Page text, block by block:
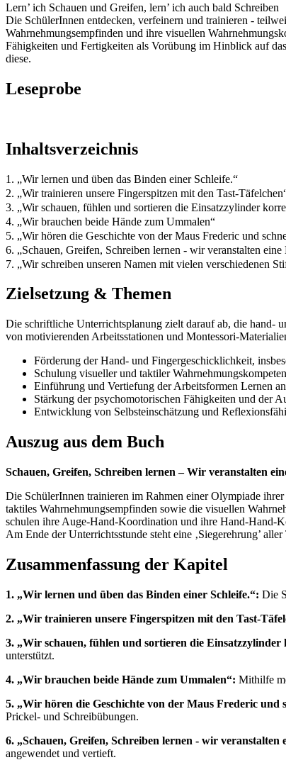
Lern’ ich Schauen und Greifen, lern’ ich auch bald Schreiben
Die SchülerInnen entdecken, verfeinern und trainieren -
Wahrnehmungsempfinden und ihre visuellen
Fähigkeiten und Fertigkeiten als Vorübung im Hinblick auf
diese.
Leseprobe
Inhaltsverzeichnis
1. „Wir lernen und üben das Binden einer Schleife.“
2. „Wir trainieren unsere Fingerspitzen mit den Tast-
3. „Wir schauen, fühlen und sortieren die Einsatzzylinder
4. „Wir brauchen beide Hände zum Ummalen“
5. „Wir hören die Geschichte von der Maus Frederic und
6. „Schauen, Greifen, Schreiben lernen - wir veranstalten eine
7. „Wir schreiben unseren Namen mit vielen verschiedenen
Zielsetzung & Themen
Die schriftliche Unterrichtsplanung zielt darauf ab, die hand-
von motivierenden Arbeitsstationen und Montessori-
Förderung der Hand- und Fingergeschicklichkeit,
Schulung visueller und taktiler
Einführung und Vertiefung der Arbeitsformen Lernen
Stärkung der psychomotorischen Fähigkeiten und der
Entwicklung von Selbsteinschätzung und
Auszug aus dem Buch
Schauen, Greifen, Schreiben lernen – Wir veranstalten
Die SchülerInnen trainieren im Rahmen einer Olympiade
taktiles Wahrnehmungsempfinden sowie die visuellen
schulen ihre Auge-Hand-Koordination und ihre Hand-Hand-
Am Ende der Unterrichtsstunde steht eine ‚Siegerehrung’
Zusammenfassung der Kapitel
1. „Wir lernen und üben das Binden einer Schleife.“: Die
2. „Wir trainieren unsere Fingerspitzen mit den Tast-
3. „Wir schauen, fühlen und sortieren die Einsatzzylinder
unterstützt.
4. „Wir brauchen beide Hände zum Ummalen“: Mithilfe
5. „Wir hören die Geschichte von der Maus Frederic und
Prickel- und Schreibübungen.
6. „Schauen, Greifen, Schreiben lernen - wir veranstalten
angewendet und vertieft.